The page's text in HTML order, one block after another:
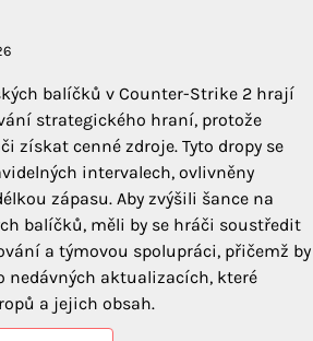
balíčků v Counter-Strike 2 hrají
strategického hraní, protože
získat cenné zdroje. Tyto dropy se
intervalech, ovlivněny
zápasu. Aby zvýšili šance na
balíčků, měli by se hráči soustředit
a týmovou spolupráci, přičemž by
nedávných aktualizacích, které
a jejich obsah.